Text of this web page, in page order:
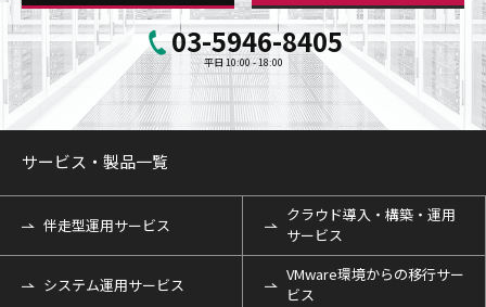
03-5946-8405
平日 10:00 - 18:00
サービス・製品一覧
伴走型運用サービス
クラウド導入・構築・運用
サービス
システム運用サービス
VMware環境からの移行サー
ビス